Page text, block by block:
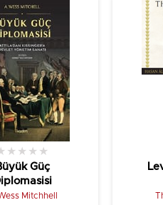
Güç
★ ★ ★ ★
Mitchhell